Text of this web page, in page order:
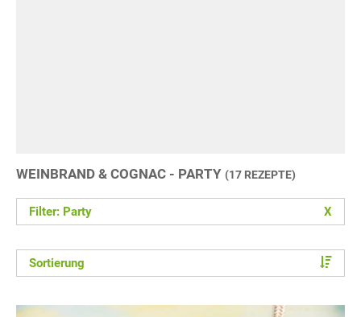
WEINBRAND & COGNAC - PARTY (17 REZEPTE)
Filter: Party X
Sortierung